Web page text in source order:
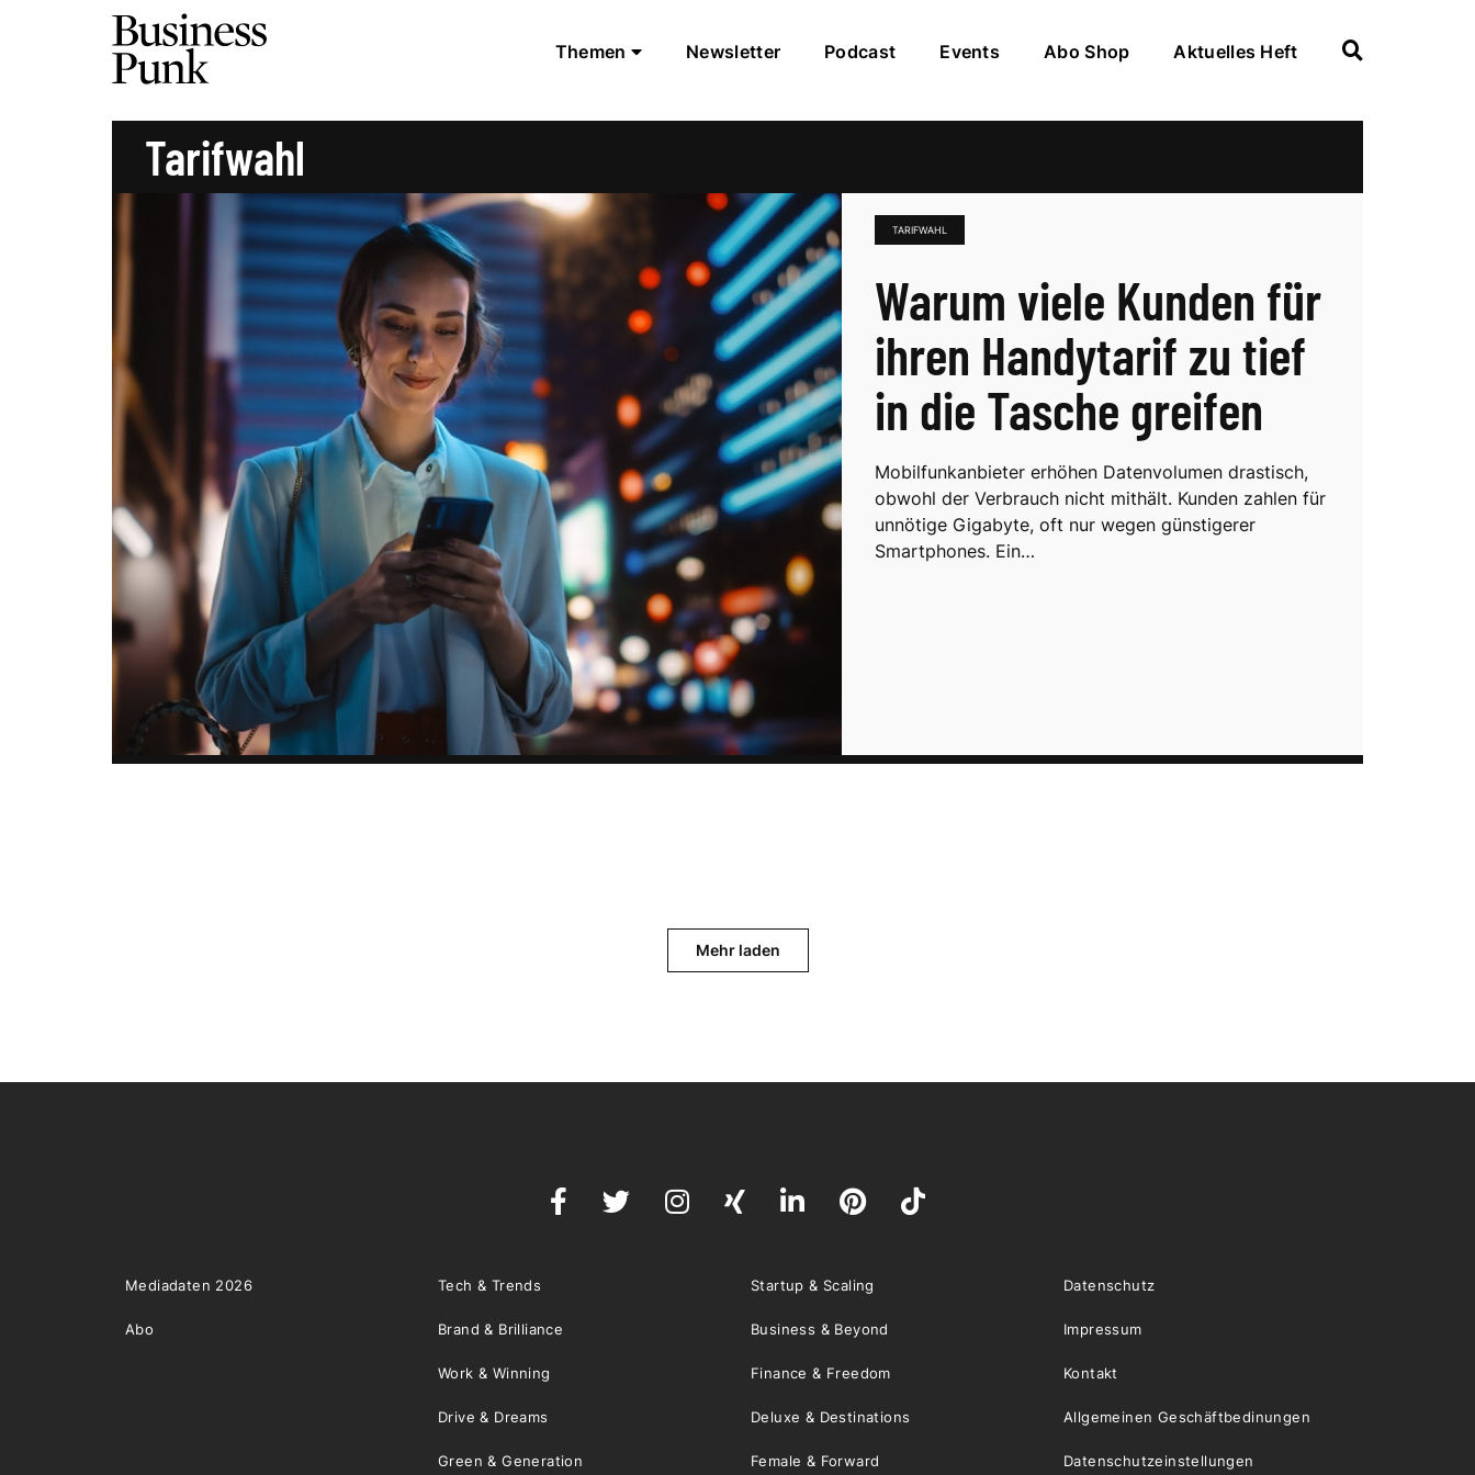
Themen Newsletter Podcast Events Abo Shop Aktuelles Heft
Tarifwahl
TARIFWAHL
Warum viele Kunden für
ihren Handytarif zu tief
in die Tasche greifen
Mobilfunkanbieter erhöhen Datenvolumen drastisch,
obwohl der Verbrauch nicht mithält. Kunden zahlen für
unnötige Gigabyte, oft nur wegen günstigerer
Smartphones. Ein…
Mehr laden
Mediadaten 2026
Abo
Tech & Trends Startup & Scaling
Brand & Brilliance Business & Beyond
Work & Winning Finance & Freedom
Drive & Dreams Deluxe & Destinations
Green & Generation Female & Forward
Datenschutz
Impressum
Kontakt
Allgemeinen Geschäftbedinungen
Datenschutzeinstellungen